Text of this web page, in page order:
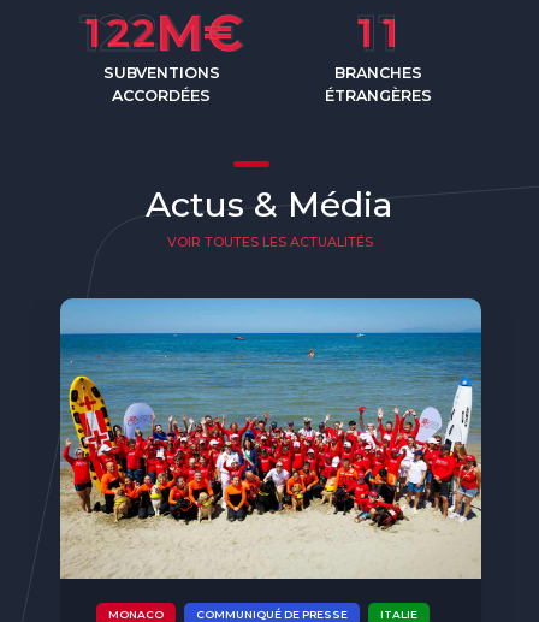
122M€
SUBVENTIONS
ACCORDÉES
1 1
BRANCHES
ÉTRANGÈRES
Actus & Média
VOIR TOUTES LES ACTUALITÉS
MONACO ÉVÉNEMENTS